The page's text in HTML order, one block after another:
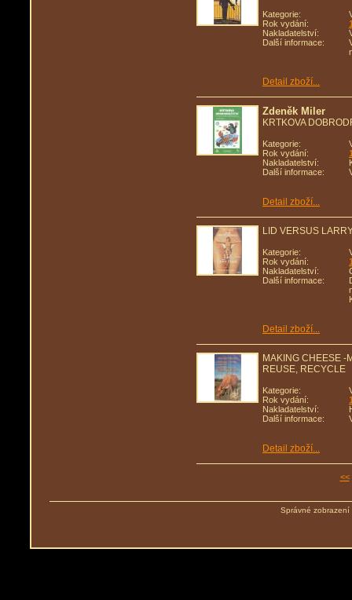
Kategorie:
Rok vydání:
Nakladatelství:
Další informace:
Detail zboží...
Zdeněk Miler
KRTKOVA
Kategorie:
Rok vydání:
Nakladatelství:
Další informace:
Detail zboží...
LID VERSUS
Kategorie:
Rok vydání:
Nakladatelství:
Další informace:
Detail zboží...
MAKING CHEESE -
REUSE, RECYCLE
Kategorie:
Rok vydání:
Nakladatelství:
Další informace:
Detail zboží...
<<
Správné zobrazení